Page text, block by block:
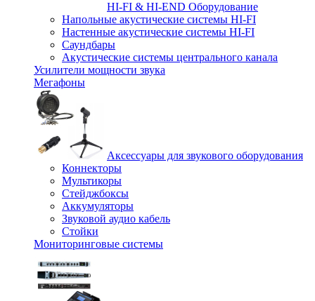
HI-FI & HI-END Оборудование
Напольные акустические системы HI-FI
Настенные акустические системы HI-FI
Саундбары
Акустические системы центрального канала
Усилители мощности звука
Мегафоны
Аксессуары для звукового оборудования
Коннекторы
Мультикоры
Стейджбоксы
Аккумуляторы
Звуковой аудио кабель
Стойки
Мониторинговые системы